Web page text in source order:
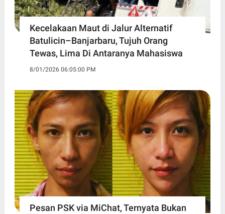
Kecelakaan Maut di Jalur Alternatif
Batulicin–Banjarbaru, Tujuh Orang
Tewas, Lima Di Antaranya Mahasiswa
8/01/2026 06:05:00 PM
Pesan PSK via MiChat, Ternyata Bukan